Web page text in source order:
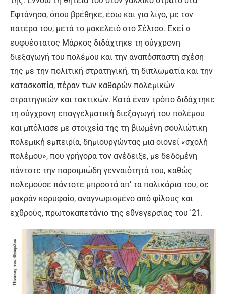
Εφτάνησα, όπου βρέθηκε, έσω και για λίγο, με τον
πατέρα του, μετά το μακελειό στο Σέλτσο. Εκεί ο
ευφυέστατος Μάρκος διδάχτηκε τη σύγχρονη
διεξαγωγή του πολέμου και την αναπόσπαστη σχέση
της με την πολιτική στρατηγική, τη διπλωματία και την
κατασκοπία, πέραν των καθαρών πολεμικών
στρατηγικών και τακτικών. Κατά έναν τρόπο διδάχτηκε
τη σύγχρονη επαγγελματική διεξαγωγή του πολέμου
και μπόλιασε με στοιχεία της τη βιωμένη σουλιώτικη
πολεμική εμπειρία, δημιουργώντας μια οιονεί «σχολή
πολέμου», που γρήγορα τον ανέδειξε, με δεδομένη
πάντοτε την παροιμιώδη γενναιότητά του, καθώς
πολεμούσε πάντοτε μπροστά απ’ τα παλικάρια του, σε
μακράν κορυφαίο, αναγνωρισμένο από φίλους και
εχθρούς, πρωτοκαπετάνιο της εθνεγερσίας του ΄21.